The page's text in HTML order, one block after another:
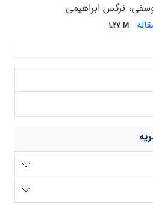
نرگس ابراهیمی
1.27 M